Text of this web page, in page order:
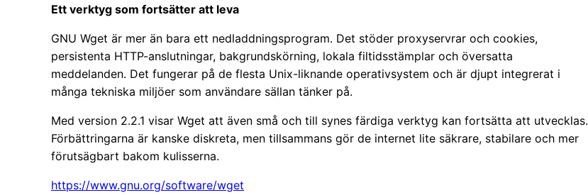
Ett verktyg som fortsätter att leva
GNU Wget är mer än bara ett nedladdningsprogram. Det stöder proxyservrar och cookies,
persistenta HTTP-anslutningar, bakgrundskörning, lokala fil­tidsstämplar och översatta
meddelanden. Det fungerar på de flesta Unix-liknande operativsystem och är djupt integrerat i
många tekniska miljöer som användare sällan tänker på.
Med version 2.2.1 visar Wget att även små och till synes färdiga verktyg kan fortsätta att utvecklas.
Förbättringarna är kanske diskreta, men tillsammans gör de internet lite säkrare, stabilare och mer
förutsägbart bakom kulisserna.
https://www.gnu.org/software/wget